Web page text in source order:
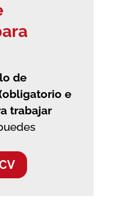
de
e
trabajar